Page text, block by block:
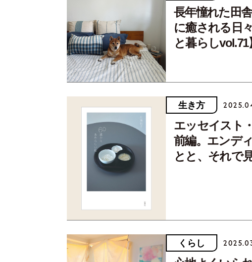
長年憧れた田
に癒される日
と暮らしvol.71
生き方
エッセイスト
前編。エンデ
とと、それで
くらし